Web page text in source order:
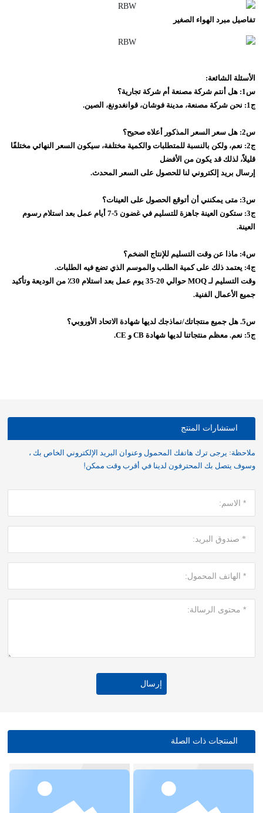
تفاصيل مبرد الهواء الصغير
الأسئلة الشائعة:
س1: هل أنتم شركة مصنعة أم شركة تجارية؟
ج1: نحن شركة مصنعة، مدينة فوشان، قوانغدونغ، الصين.
س2: هل سعر السعر المذكور أعلاه صحيح؟
ج2: نعم، ولكن بالنسبة للمتطلبات والكمية مختلفة، سيكون السعر النهائي مختلفًا
قليلاً، لذلك قد يكون من الأفضل
إرسال بريد إلكتروني لنا للحصول على السعر المحدث.
س3: متى يمكنني أن أتوقع الحصول على العينات؟
ج3: ستكون العينة جاهزة للتسليم في غضون 5-7 أيام عمل بعد استلام رسوم
العينة.
س4: ماذا عن وقت التسليم للإنتاج الضخم؟
ج4: يعتمد ذلك على كمية الطلب والموسم الذي تضع فيه الطلبات.
وقت التسليم لـ MOQ حوالي 20-35 يوم عمل بعد استلام 30٪ من الوديعة وتأكيد
جميع الأعمال الفنية.
س5. هل جميع منتجاتك/نماذجك لديها شهادة الاتحاد الأوروبي؟
ج5: نعم. معظم منتجاتنا لديها شهادة CB و CE.
استشارات المنتج
ملاحظة: يرجى ترك هاتفك المحمول وعنوان البريد الإلكتروني الخاص بك ،
وسوف يتصل بك المحترفون لدينا في أقرب وقت ممكن!
إرسال
المنتجات ذات الصلة